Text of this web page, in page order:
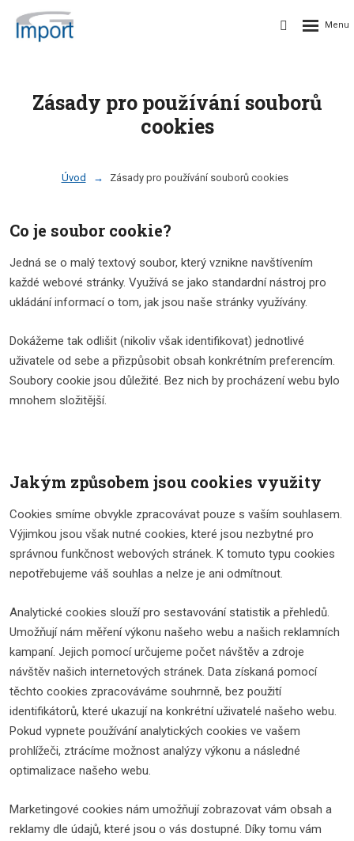
Zásady pro používání souborů
cookies
Úvod Zásady pro používání souborů cookies
Co je soubor cookie?
Jedná se o malý textový soubor, který vznikne navštívením
každé webové stránky. Využívá se jako standardní nástroj pro
ukládání informací o tom, jak jsou naše stránky využívány.
Dokážeme tak odlišit (nikoliv však identifikovat) jednotlivé
uživatele od sebe a přizpůsobit obsah konkrétním preferencím.
Soubory cookie jsou důležité. Bez nich by procházení webu bylo
mnohem složitější.
Jakým způsobem jsou cookies využity
Cookies smíme obvykle zpracovávat pouze s vaším souhlasem.
Výjimkou jsou však nutné cookies, které jsou nezbytné pro
správnou funkčnost webových stránek. K tomuto typu cookies
nepotřebujeme váš souhlas a nelze je ani odmítnout.
Analytické cookies slouží pro sestavování statistik a přehledů.
Umožňují nám měření výkonu našeho webu a našich reklamních
kampaní. Jejich pomocí určujeme počet návštěv a zdroje
návštěv našich internetových stránek. Data získaná pomocí
těchto cookies zpracováváme souhrnně, bez použití
identifikátorů, které ukazují na konkrétní uživatelé našeho webu.
Pokud vypnete používání analytických cookies ve vašem
prohlížeči, ztrácíme možnost analýzy výkonu a následné
optimalizace našeho webu.
Marketingové cookies nám umožňují zobrazovat vám obsah a
reklamy dle údajů, které jsou o vás dostupné. Díky tomu vám